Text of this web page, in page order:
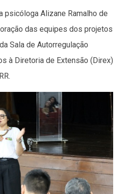
psicóloga Alizane Ramalho de
das equipes dos projetos
Sala de Autorregulação
à Diretoria de Extensão (Direx)